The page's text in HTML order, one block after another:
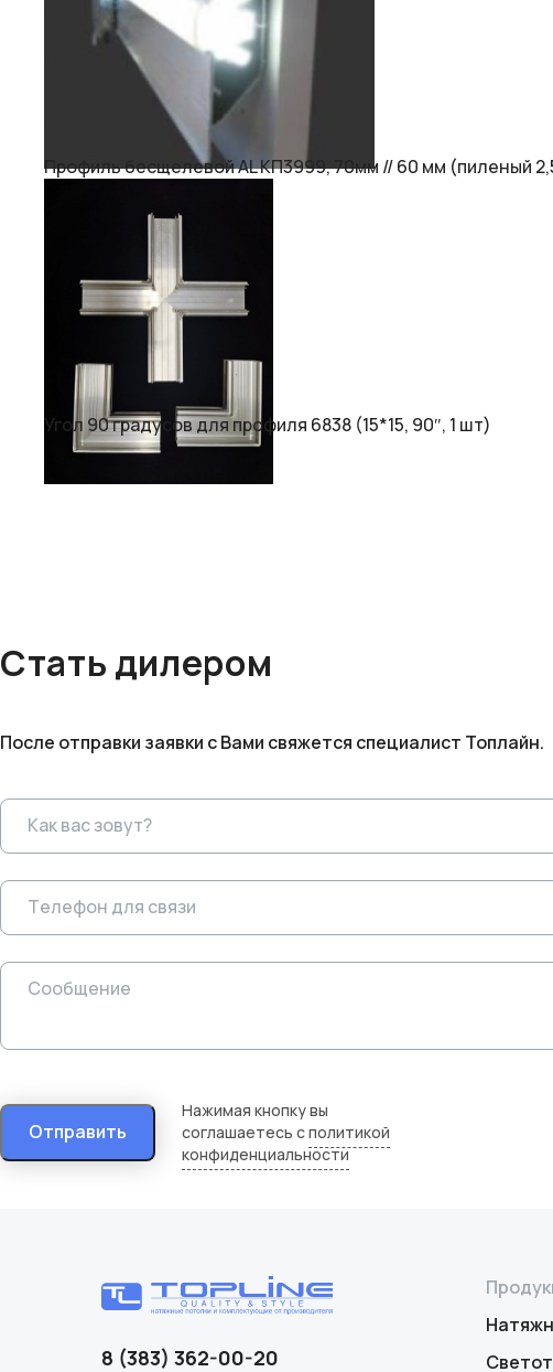
Профиль бесщелевой AL КП3999, 70мм // 60 мм (пиленый
Угол 90 градусов для профиля 6838 (15*15, 90″, 1 шт)
Стать дилером
После отправки заявки с Вами свяжется специалист Топлайн.
Отправить
Нажимая кнопку вы
соглашаетесь сполитикой
конфиденциальности
8 (383) 362-00-20